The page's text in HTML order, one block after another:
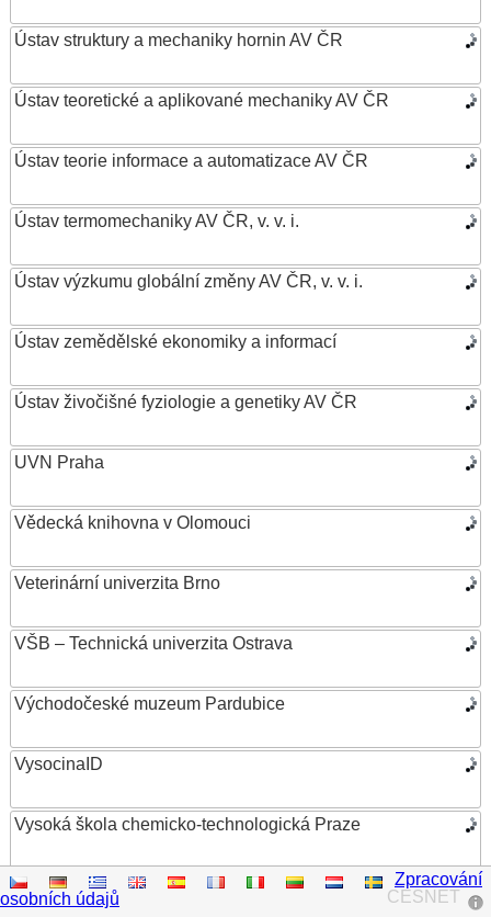
Ústav struktury a mechaniky hornin AV ČR
Ústav teoretické a aplikované mechaniky AV ČR
Ústav teorie informace a automatizace AV ČR
Ústav termomechaniky AV ČR, v. v. i.
Ústav výzkumu globální změny AV ČR, v. v. i.
Ústav zemědělské ekonomiky a informací
Ústav živočišné fyziologie a genetiky AV ČR
UVN Praha
Vědecká knihovna v Olomouci
Veterinární univerzita Brno
VŠB – Technická univerzita Ostrava
Východočeské muzeum Pardubice
VysocinaID
Vysoká škola chemicko-technologická Praze
Vysoká škola ekonomická v Praze
CESNET
Zpracování
osobních údajů